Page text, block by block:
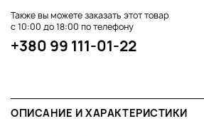
Также вы можете заказать этот товар
с 10:00 до 18:00 по телефону
+380 99 111-01-22
ОПИСАНИЕ И ХАРАКТЕРИСТИКИ